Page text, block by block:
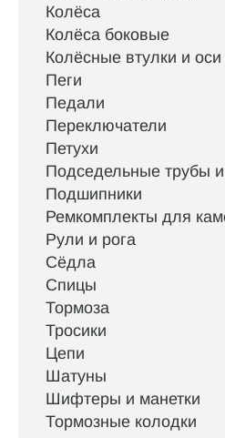
Колёса
Колёса боковые
Колёсные втулки и оси
Пеги
Педали
Переключатели
Петухи
Подседельные трубы
Подшипники
Ремкомплекты для
Рули и рога
Сёдла
Спицы
Тормоза
Тросики
Цепи
Шатуны
Шифтеры и манетки
Тормозные колодки